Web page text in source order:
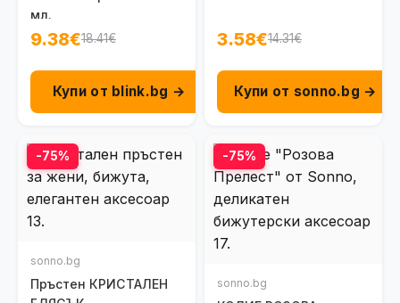
мл.
9.38€18.41€
Купи от blink.bg →
3.58€14.31€
Купи от sonno.bg →
-75%
sonno.bg
Пръстен КРИСТАЛЕН
-75%
sonno.bg